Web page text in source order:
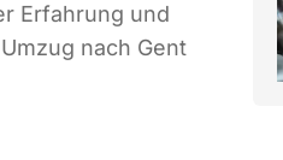
Erfahrung und
nach Gent